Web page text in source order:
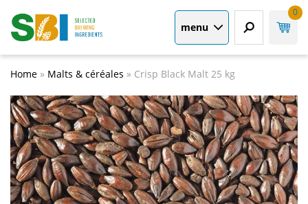
menu
0
Home » Malts & céréales » Crisp Black Malt 25 kg